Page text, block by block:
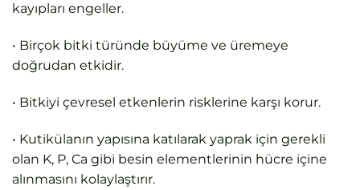
kayıpları engeller.
• Birçok bitki türünde büyüme ve üremeye
doğrudan etkidir.
• Bitkiyi çevresel etkenlerin risklerine karşı korur.
• Kutikülanın yapısına katılarak yaprak için gerekli
olan K, P, Ca gibi besin elementlerinin hücre içine
alınmasını kolaylaştırır.